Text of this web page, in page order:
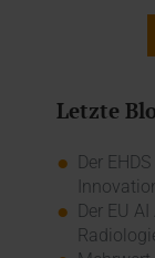
Letzte
Der
Der EU